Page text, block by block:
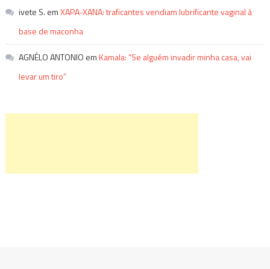
ivete S. emXAPA-XANA: traficantes vendiam lubrificante vaginal à
base de maconha
AGNÉLO ANTONIO emKamala: “Se alguém invadir minha casa, vai
levar um tiro”